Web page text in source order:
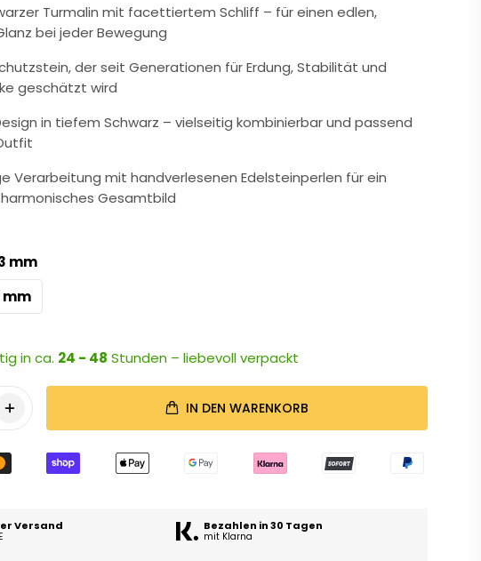
Turmalin mit facettiertem Schliff – für einen edlen,
bei jeder Bewegung
der seit Generationen für Erdung, Stabilität und
geschätzt wird
in tiefem Schwarz – vielseitig kombinierbar und passend
Verarbeitung mit handverlesenen Edelsteinperlen für ein
Gesamtbild
mm
mm
in ca. 24 - 48 Stunden – liebevoll verpackt
IN DEN WARENKORB
Versand Bezahlen in 30 Tagen
mit Klarna